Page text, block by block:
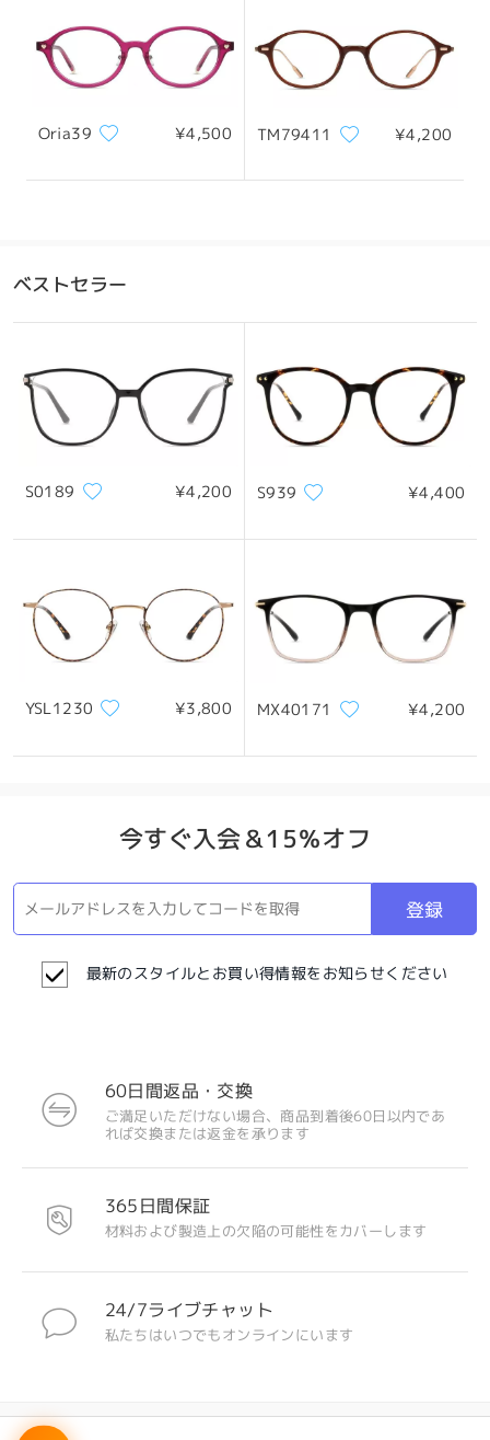
レンズ幅
52mm/ 2.05in
天地幅
ブリッジ幅
20mm/ 0.79in
四角顔 丸顔 ハート顔 ひし形の顔 卵型の顔
製品概要
注目のデザイン
Oria39 ¥4,500 TM79411 ¥4,200
ベストセラー
S0189 ¥4,200 S939 ¥4,400
YSL1230 ¥3,800 MX40171 ¥4,200
今すぐ入会＆15％オフ
登録
最新のスタイルとお買い得情報をお知らせください
60日間返品・交換
ご満足いただけない場合、商品到着後60日以内であ
れば交換または返金を承ります
365日間保証
材料および製造上の欠陥の可能性をカバーします
24/7ライブチャット
私たちはいつでもオンラインにいます